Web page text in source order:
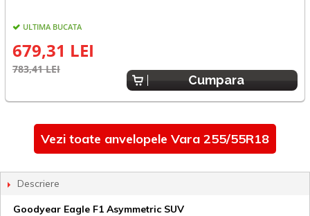
ULTIMA BUCATA
679,31 LEI
783,41 LEI
Cumpara
Vezi toate anvelopele Vara 255/55R18
Descriere
Goodyear Eagle F1 Asymmetric SUV